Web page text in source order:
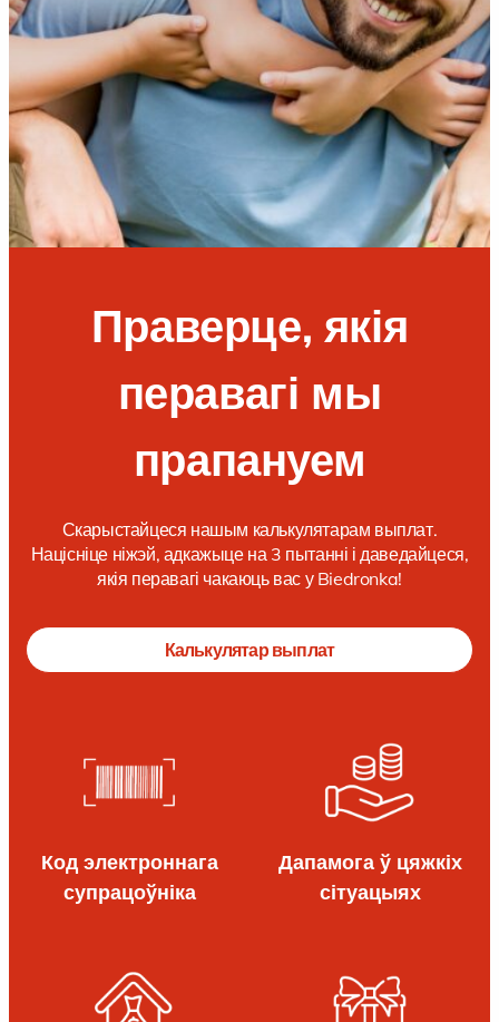
Праверце, якія
перавагі мы
прапануем
Скарыстайцеся нашым калькулятарам выплат.
Націсніце ніжэй, адкажыце на 3 пытанні і даведайцеся,
якія перавагі чакаюць вас у Biedronka!
Калькулятар выплат
Код электроннага
супрацоўніка
Дапамога ў цяжкіх
сітуацыях